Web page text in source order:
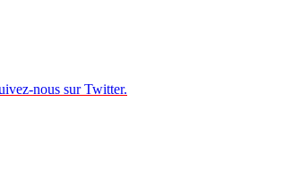
nous sur Twitter.